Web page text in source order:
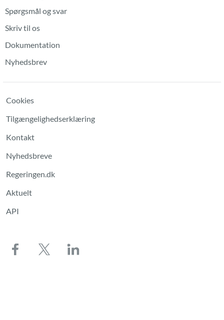
Spørgsmål og svar
Skriv til os
Dokumentation
Nyhedsbrev
Cookies
Tilgængelighedserklæring
Kontakt
Nyhedsbreve
Regeringen.dk
Aktuelt
API